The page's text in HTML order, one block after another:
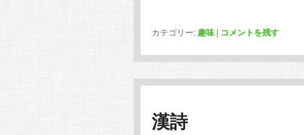
カテゴリー:趣味 | コメントを残す
漢詩